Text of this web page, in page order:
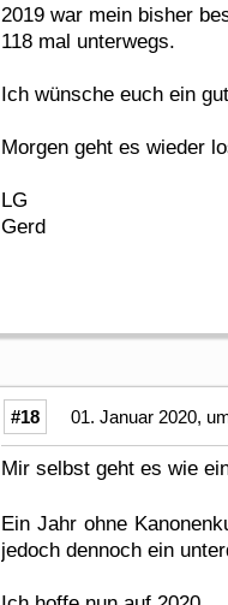
2019 war mein bisher
118 mal unterwegs.
Ich wünsche euch ein
Morgen geht es wieder
LG
Gerd
#18 01. Januar 2020,
Mir selbst geht es wie
Ein Jahr ohne
jedoch dennoch ein